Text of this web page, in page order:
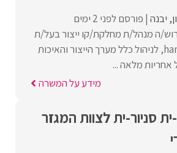
יבנה פורסם לפני 2 ימים
ה מנהל/ת מחלקת/קו ייצור בעל/ת
יכולת הובלה hands-on, לניהול כלל מערך הייצור והאיכות
מלאה ...
מידע על המשרה
סניור-ית לצוות המגזר